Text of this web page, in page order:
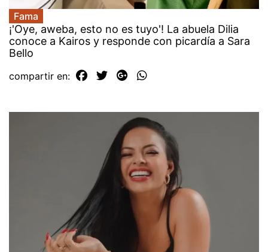
Fama
¡'Oye, aweba, esto no es tuyo'! La abuela Dilia
conoce a Kairos y responde con picardía a Sara
Bello
compartir en: